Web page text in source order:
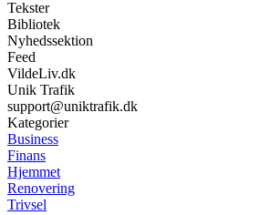
Tekster
Bibliotek
Nyhedssektion
Feed
VildeLiv.dk
Unik Trafik
support@uniktrafik.dk
Kategorier
Business
Finans
Hjemmet
Renovering
Trivsel